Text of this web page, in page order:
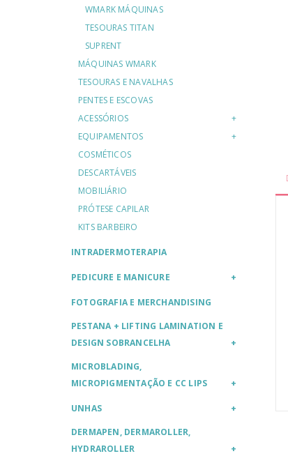
WMARK MÁQUINAS
TESOURAS TITAN
SUPRENT
MÁQUINAS WMARK
TESOURAS E NAVALHAS
PENTES E ESCOVAS
ACESSÓRIOS
EQUIPAMENTOS
COSMÉTICOS
DESCARTÁVEIS
MOBILIÁRIO
PRÓTESE CAPILAR
KITS BARBEIRO
INTRADERMOTERAPIA
PEDICURE E MANICURE
FOTOGRAFIA E MERCHANDISING
PESTANA + LIFTING LAMINATION E
DESIGN SOBRANCELHA
MICROBLADING,
MICROPIGMENTAÇÃO E CC LIPS
UNHAS
DERMAPEN, DERMAROLLER,
HYDRAROLLER